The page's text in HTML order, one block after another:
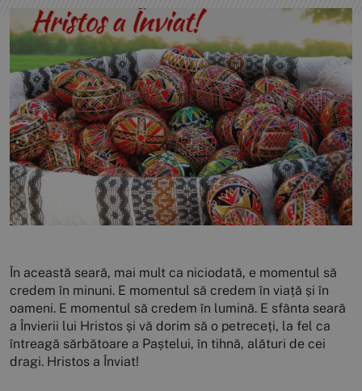
În această seară, mai mult ca niciodată, e momentul să
credem în minuni. E momentul să credem în viață și în
oameni. E momentul să credem în lumină. E sfânta seară
a Învierii lui Hristos și vă dorim să o petreceți, la fel ca
întreagă sărbătoare a Paștelui, în tihnă, alături de cei
dragi. Hristos a Înviat!